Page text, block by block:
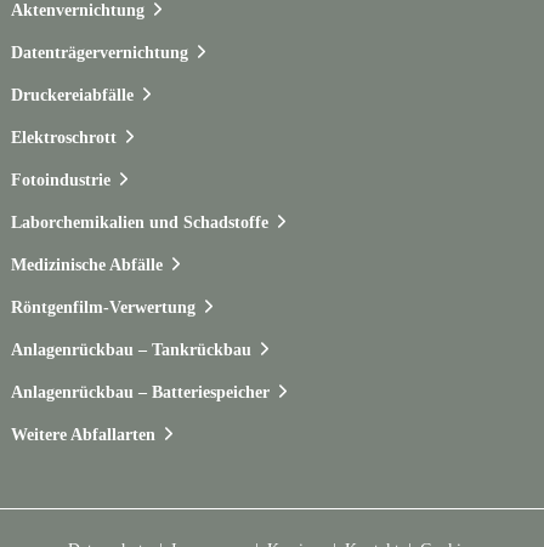
Aktenvernichtung
Datenträgervernichtung
Druckereiabfälle
Elektroschrott
Fotoindustrie
Laborchemikalien und Schadstoffe
Medizinische Abfälle
Röntgenfilm-Verwertung
Anlagenrückbau – Tankrückbau
Anlagenrückbau – Batteriespeicher
Weitere Abfallarten